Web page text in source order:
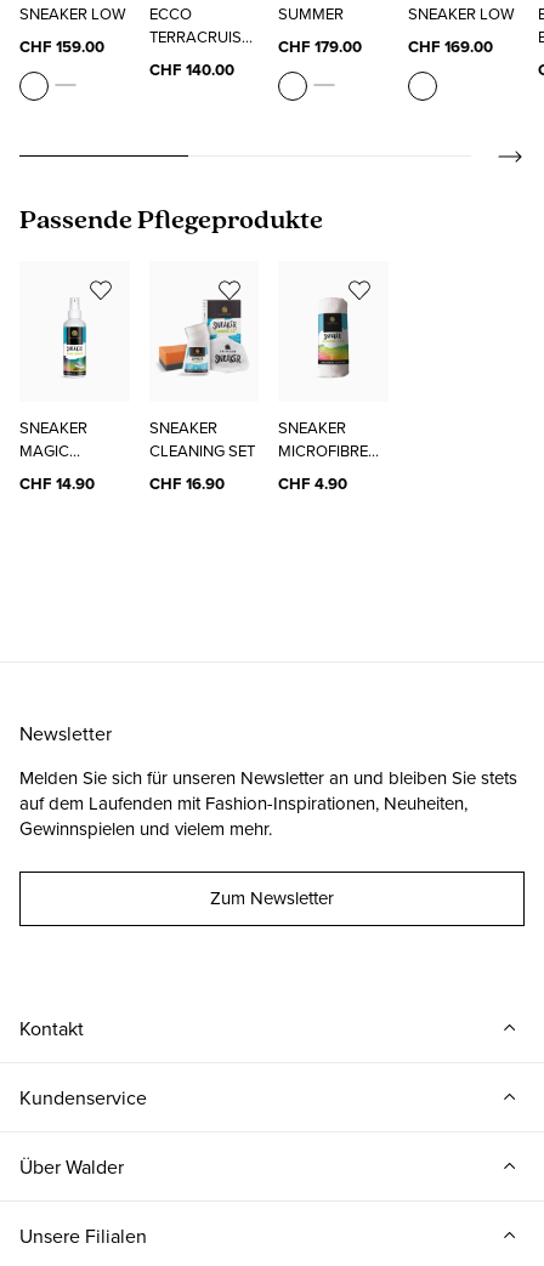
SNEAKER LOW
CHF 159.00
ECCO
TERRACRUISE
LT M
CHF 140.00
SUMMER
CHF 179.00
SNEAKER LOW
CHF 169.00
Produktgalerie überspringen
Passende Pflegeprodukte
SNEAKER
MAGIC
CLEANER
CHF 14.90
SNEAKER
CLEANING SET
CHF 16.90
SNEAKER
MICROFIBRE
CLOTH
CHF 4.90
Kontakt
Kundenservice
Über Walder
Unsere Filialen
Newsletter
Melden Sie sich für unseren Newsletter an und bleiben Sie stets
auf dem Laufenden mit Fashion-Inspirationen, Neuheiten,
Gewinnspielen und vielem mehr.
Zum Newsletter